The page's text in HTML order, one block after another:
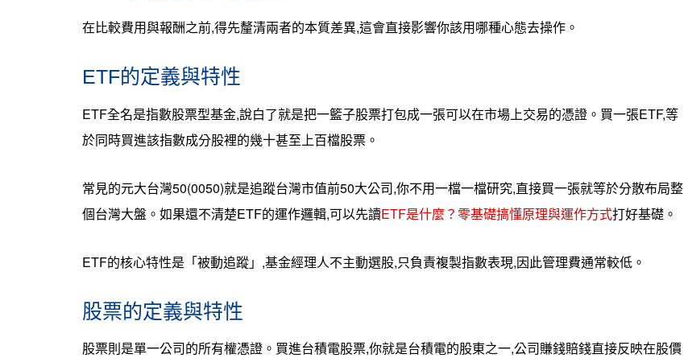
在比較費用與報酬之前,得先釐清兩者的本質差異,這會直接影響你該用哪種心態去操作。
ETF的定義與特性
ETF全名是指數股票型基金,說白了就是把一籃子股票打包成一張可以在市場上交易的憑證。買一張ETF,等
於同時買進該指數成分股裡的幾十甚至上百檔股票。
常見的元大台灣50(0050)就是追蹤台灣市值前50大公司,你不用一檔一檔研究,直接買一張就等於分散布局整
個台灣大盤。如果還不清楚ETF的運作邏輯,可以先讀ETF是什麼？零基礎搞懂原理與運作方式打好基礎。
ETF的核心特性是「被動追蹤」,基金經理人不主動選股,只負責複製指數表現,因此管理費通常較低。
股票的定義與特性
股票則是單一公司的所有權憑證。買進台積電股票,你就是台積電的股東之一,公司賺錢賠錢直接反映在股價